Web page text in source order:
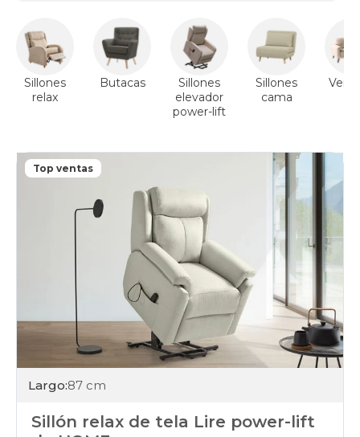
Sillones
relax
Butacas
Sillones
elevador
power-lift
Sillones
cama
Ver
Top ventas
Largo:87 cm
Sillón relax de tela Lire power-lift